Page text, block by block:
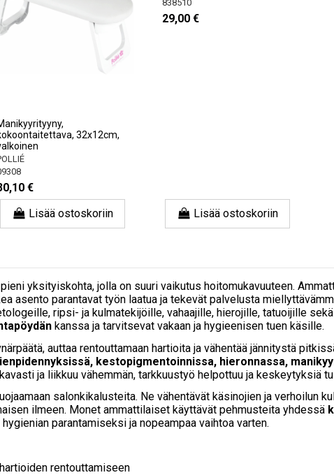
32x12cm,
€
Lisää ostoskoriin
838510
29,00 €
Lisää ostoskoriin
yksityiskohta, jolla on suuri vaikutus hoitomukavuuteen.
asento parantavat työn laatua ja tekevät palvelusta
ripsi- ja kulmatekijöille, vahaajille, hierojille, tatuoijille
kanssa ja tarvitsevat vakaan ja hygieenisen tuen käsille.
auttaa rentouttamaan hartioita ja vähentää jännitystä
kestopigmentoinnissa, hieronnassa,
ja liikkuu vähemmän, tarkkuustyö helpottuu ja keskeytyksiä
salonkikalusteita. Ne vähentävät käsinojien ja verhoilun
ilmeen. Monet ammattilaiset käyttävät pehmusteita yhdessä
hygienian parantamiseksi ja nopeampaa vaihtoa varten.
rentouttamiseen